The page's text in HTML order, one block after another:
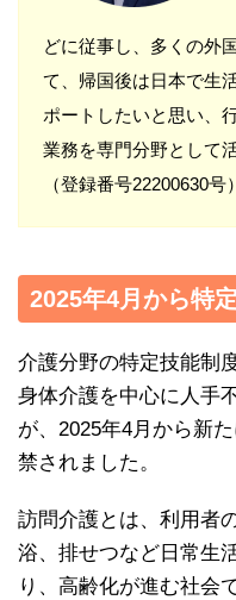
どに従事し、多くの外
て、帰国後は日本で生
ポートしたいと思い、
業務を専門分野として
（登録番号22200630号）
2025年4月から特
介護分野の特定技能制
身体介護を中心に人手
が、2025年4月から新
禁されました。
訪問介護とは、利用者
浴、排せつなど日常生
り、高齢化が進む社会